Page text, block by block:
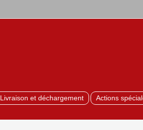
Livraison et déchargement Actions